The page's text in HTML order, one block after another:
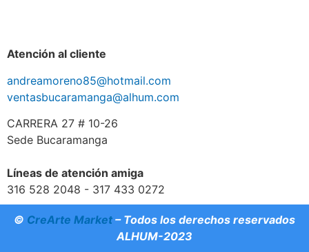
Atención al cliente
andreamoreno85@hotmail.com
ventasbucaramanga@alhum.com
CARRERA 27 # 10-26
Sede Bucaramanga
Líneas de atención amiga
316 528 2048 - 317 433 0272
© CreArte Market – Todos los derechos reservados
ALHUM-2023